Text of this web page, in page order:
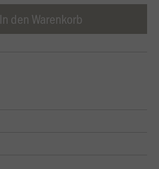
In den Warenkorb